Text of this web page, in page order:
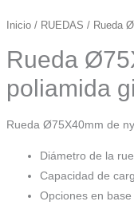
Inicio/ RUEDAS / Rueda
Rueda
poliamida
Rueda Ø75X40mm de
Diámetro de la
Capacidad de
Opciones en